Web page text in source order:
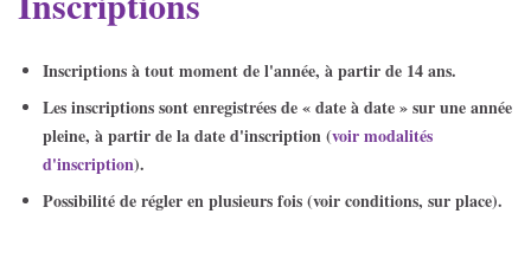
Inscriptions à tout moment de l'année, à partir de 14 ans.
Les inscriptions sont enregistrées de « date à date » sur une année
pleine, à partir de la date d'inscription (voir modalités
d'inscription).
Possibilité de régler en plusieurs fois (voir conditions, sur place).